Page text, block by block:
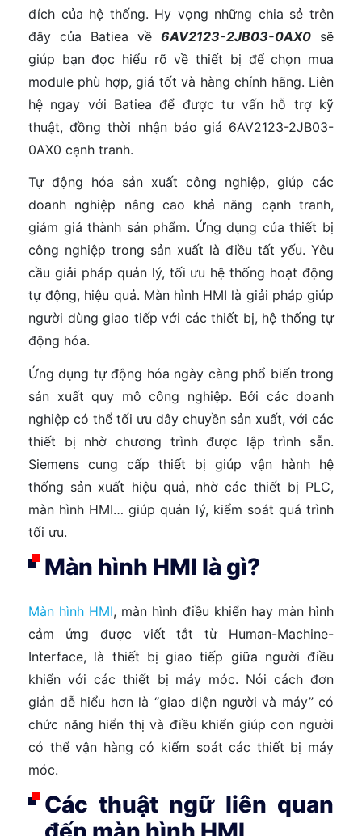
đích của hệ thống. Hy vọng những chia sẻ trên
đây của Batiea về 6AV2123-2JB03-0AX0 sẽ
giúp bạn đọc hiểu rõ về thiết bị để chọn mua
module phù hợp, giá tốt và hàng chính hãng. Liên
hệ ngay với Batiea để được tư vấn hỗ trợ kỹ
thuật, đồng thời nhận báo giá 6AV2123-2JB03-
0AX0 cạnh tranh.
Tự động hóa sản xuất công nghiệp, giúp các
doanh nghiệp nâng cao khả năng cạnh tranh,
giảm giá thành sản phẩm. Ứng dụng của thiết bị
công nghiệp trong sản xuất là điều tất yếu. Yêu
cầu giải pháp quản lý, tối ưu hệ thống hoạt động
tự động, hiệu quả. Màn hình HMI là giải pháp giúp
người dùng giao tiếp với các thiết bị, hệ thống tự
động hóa.
Ứng dụng tự động hóa ngày càng phổ biến trong
sản xuất quy mô công nghiệp. Bởi các doanh
nghiệp có thể tối ưu dây chuyền sản xuất, với các
thiết bị nhờ chương trình được lập trình sẵn.
Siemens cung cấp thiết bị giúp vận hành hệ
thống sản xuất hiệu quả, nhờ các thiết bị PLC,
màn hình HMI… giúp quản lý, kiểm soát quá trình
tối ưu.
Màn hình HMI là gì?
Màn hình HMI, màn hình điều khiển hay màn hình
cảm ứng được viết tắt từ Human-Machine-
Interface, là thiết bị giao tiếp giữa người điều
khiển với các thiết bị máy móc. Nói cách đơn
giản dễ hiểu hơn là “giao diện người và máy” có
chức năng hiển thị và điều khiển giúp con người
có thể vận hàng có kiểm soát các thiết bị máy
móc.
Các thuật ngữ liên quan